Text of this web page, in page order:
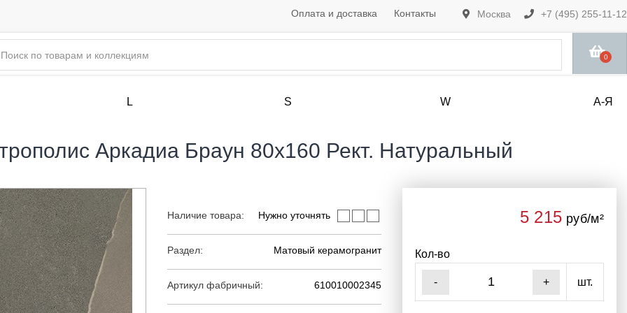
Москва +7 (495) 255-11-12
Оплата и доставка Контакты
0
L S W А-Я
Аркадиа Браун 80х160 Рект. Натуральный
Наличие товара: Нужно уточнять
Раздел: Матовый керамогранит
Артикул фабричный: 610010002345
5 215 руб/м²
Кол-во
- + шт.